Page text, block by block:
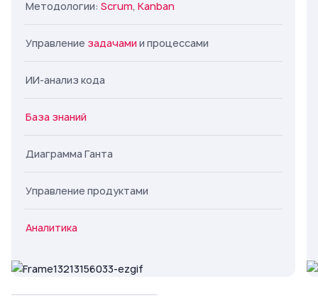
Методологии: Scrum, Kanban
Управление задачами и процессами
ИИ-анализ кода
База знаний
Диаграмма Ганта
Управление продуктами
Аналитика